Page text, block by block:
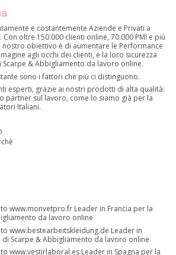
e costantemente Aziende e Privati a
oltre 150.000 clienti online, 70.000 PMI e più
nostro obiettivo è di aumentare le Performance
agli occhi dei clienti, e la loro sicurezza
& Abbigliamento da lavoro online.
sono i fattori che più ci distinguono.
esperti, grazie ai nostri prodotti di alta qualità:
partner sul lavoro, come lo siamo già per la
Italiani.
www.monvetpro.fr Leader in Francia per la
da lavoro online
www.bestearbeitskleidung.de Leader in
Scarpe & Abbigliamento da lavoro online
www.vestirlaboral.es Leader in Spagna per la